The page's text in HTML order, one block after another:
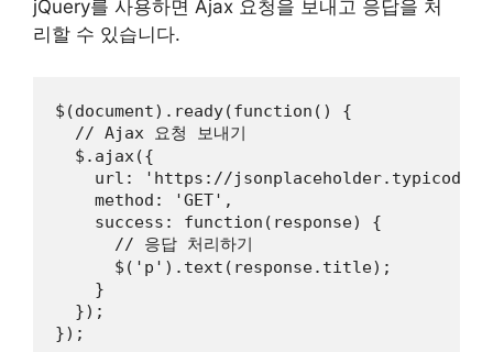
jQuery를 사용하면 Ajax 요청을 보내고 응답을 처
리할 수 있습니다.
$(document).ready(function() {
  // Ajax 요청 보내기
  $.ajax({
url: 'https://
    method: 'GET',
    success: function(response) {
      // 응답 처리하기
      $('p').text(response.title);
    }
  });
});